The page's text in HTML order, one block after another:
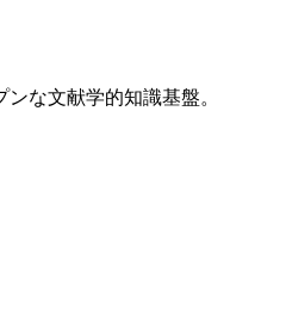
な文献学的知識基盤。